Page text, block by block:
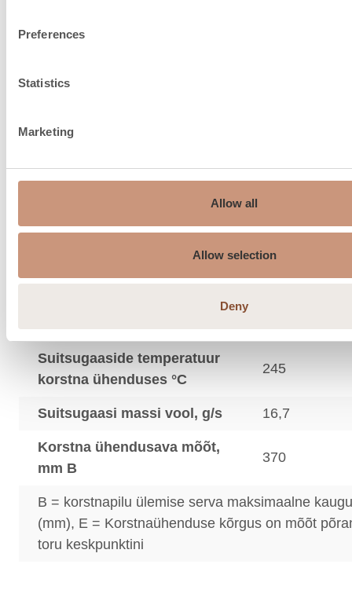
Preferences
Statistics
Marketing
Allow all
Allow selection
Deny
mm
ahju alla, ø mm
150
temperatuur °C
204
346
Suitsugaaside temperatuur
korstna ühenduses °C
245
Suitsugaasi massi vool, g/s 16,7
Korstna ühendusava mõõt,
mm B
370
B = korstnapilu ülemise serva maksimaalne
(mm), E = Korstnaühenduse kõrgus on mõõt
toru keskpunktini